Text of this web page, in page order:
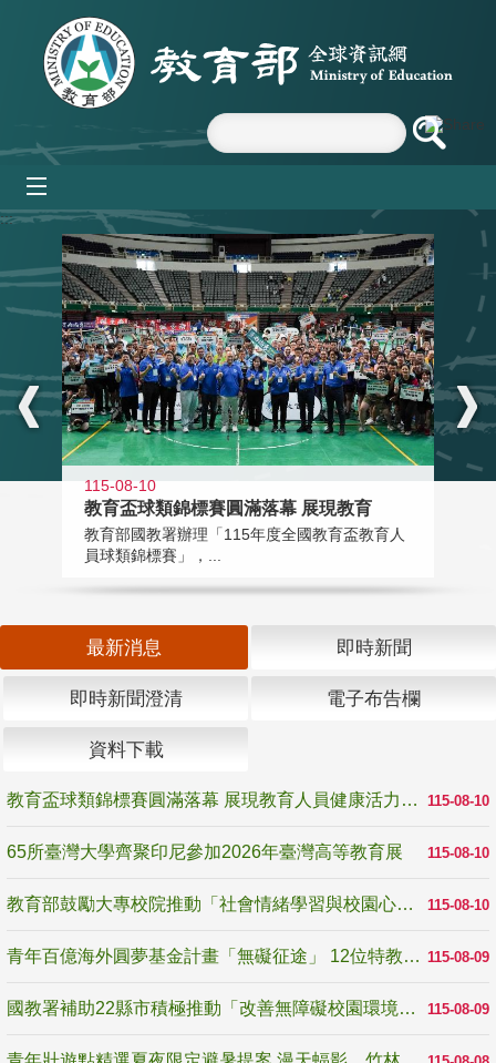
跳到主要內容區塊
:::
115-08-10
教育盃球類錦標賽圓滿落幕 展現教育
教育部國教署辦理「115年度全國教育盃教育人
員球類錦標賽」，...
最新消息 即時新聞
即時新聞澄清 電子布告欄
資料下載
115-08-10
教育盃球類錦標賽圓滿落幕 展現教育人員健康活力與團隊精神
115-08-10
65所臺灣大學齊聚印尼參加2026年臺灣高等教育展
115-08-10
教育部鼓勵大專校院推動「社會情緒學習與校園心理健康促進計畫」 培育校園「心」韌性
115-08-09
青年百億海外圓夢基金計畫「無礙征途」 12位特教與弱勢青年勇闖西班牙 跨越感官限制見證生命蛻變
115-08-09
國教署補助22縣市積極推動「改善無障礙校園環境計畫」 打造友善、安全、無礙學習空間